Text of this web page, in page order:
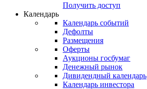
Получить доступ
Календарь
Календарь событий
Дефолты
Размещения
Оферты
Аукционы госбумаг
Денежный рынок
Дивидендный календарь
Календарь инвестора